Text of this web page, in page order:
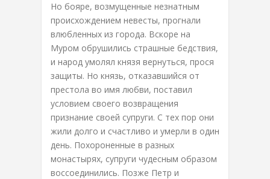
Но бояре, возмущенные незнатным
происхождением невесты, прогнали
влюбленных из города. Вскоре на
Муром обрушились страшные бедствия,
и народ умолял князя вернуться, прося
защиты. Но князь, отказавшийся от
престола во имя любви, поставил
условием своего возвращения
признание своей супруги. С тех пор они
жили долго и счастливо и умерли в один
день. Похороненные в разных
монастырях, супруги чудесным образом
воссоединились. Позже Петр и